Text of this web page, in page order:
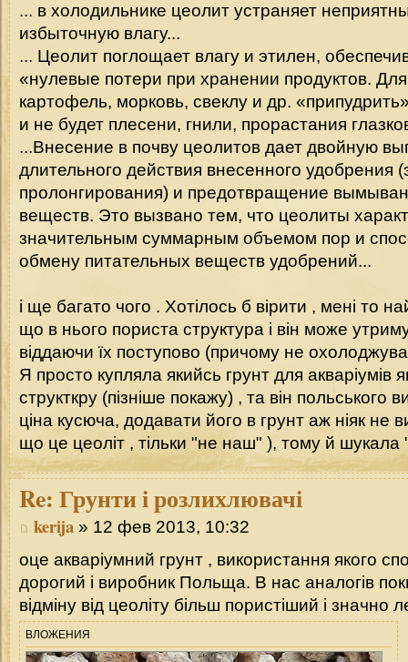
... в холодильнике цеолит устраняет
избыточную влагу...
... Цеолит поглощает влагу и этилен,
«нулевые потери при хранении продуктов.
картофель, морковь, свеклу и др.
и не будет плесени, гнили, прорастания
...Внесение в почву цеолитов дает двойную
длительного действия внесенного удобрения
пролонгирования) и предотвращение
веществ. Это вызвано тем, что цеолиты
значительным суммарным объемом пор и
обмену питательных веществ удобрений...
і ще багато чого . Хотілось б вірити , мені то
що в нього пориста структура і він може
віддаючи їх поступово (причому не
Я просто купляла якийсь грунт для акваріумів
структкру (пізніше покажу) , та він польського
ціна кусюча, додавати його в грунт аж ніяк не
що це цеоліт , тільки "не наш" ), тому й шукала
Re: Грунти і розлихлювачі
kerija » 12 фев 2013, 10:32
оце акваріумний грунт , використання якого
дорогий і виробник Польща. В нас аналогів
відміну від цеоліту більш пористіший і значно
ВЛОЖЕНИЯ